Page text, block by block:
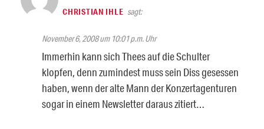
CHRISTIAN IHLE sagt:
November 6, 2008 um 10:01 p.m. Uhr
Immerhin kann sich Thees auf die Schulter
klopfen, denn zumindest muss sein Diss gesessen
haben, wenn der alte Mann der Konzertagenturen
sogar in einem Newsletter daraus zitiert…